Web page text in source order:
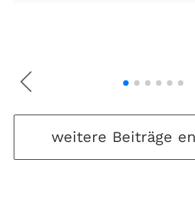
weitere Beiträge